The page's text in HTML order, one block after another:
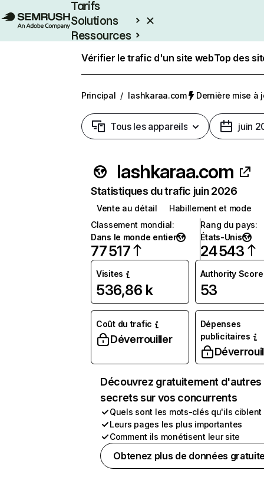
Tarifs
Solutions
Ressources
Vérifier le trafic d'un site webTop des
Principal / lashkaraa.com Dernière mise à
Tous les appareils juin
lashkaraa.com
Statistiques du trafic juin 2026
Vente au détail
Habillement et mode
Classement mondial:
Dans le monde entier
77 517
Rang du pays:
États-Unis
24 543
Visites
536,86 k
Authority Score
53
Coût du trafic
Déverrouiller
Dépenses
publicitaires
Découvrez gratuitement d'autres
secrets sur vos concurrents
Quels sont les mots-clés qu'ils ciblent
Leurs pages les plus importantes
Comment ils monétisent leur site
Obtenez plus de données